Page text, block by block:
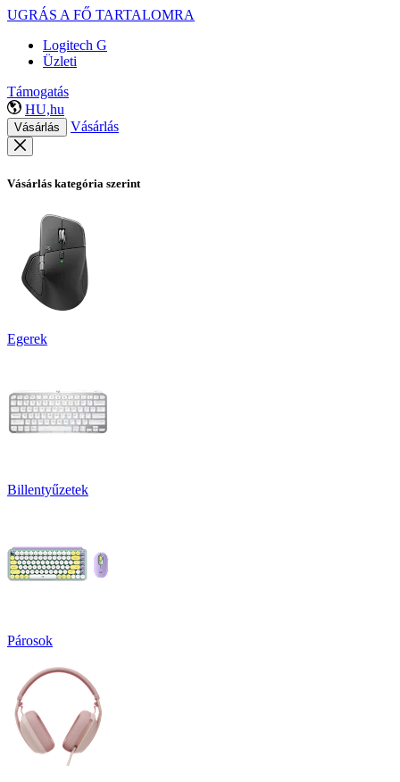
UGRÁS A FŐ TARTALOMRA
Logitech G
Üzleti
Támogatás
HU,hu
Vásárlás Vásárlás
Vásárlás kategória szerint
Egerek
Billentyűzetek
Párosok